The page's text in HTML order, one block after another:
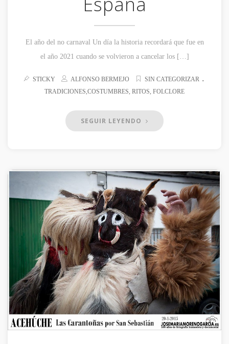
El año del no carnaval Un día la historia recordará que fue en
el año 2021 cuando se volvieron a cancelar los […]
STICKY ALFONSO BERMEJO SIN CATEGORIZAR .
TRADICIONES,COSTUMBRES, RITOS, FOLCLORE
SEGUIR LEYENDO